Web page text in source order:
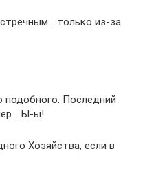
только из-за
подобного. Последний
Ы-ы!
Хозяйства, если в